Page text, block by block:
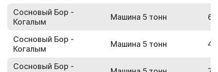
Сосновый Бор -
Когалым
Машина 5 тонн
Сосновый Бор -
Когалым
Машина 5 тонн
Сосновый Бор -